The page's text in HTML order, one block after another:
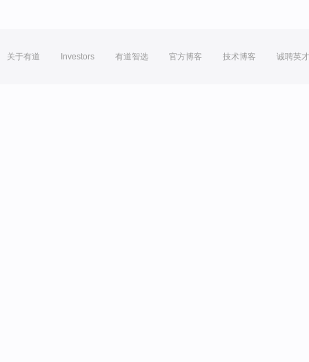
关于有道 Investors 有道智选 官方博客 技术博客 诚聘英才